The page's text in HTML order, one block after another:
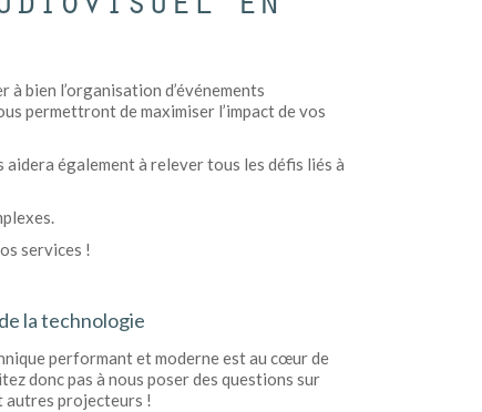
bien l’organisation d’événements
permettront de maximiser l’impact de vos
également à relever tous les défis liés à
services !
la technologie
performant et moderne est au cœur de
donc pas à nous poser des questions sur
autres projecteurs !